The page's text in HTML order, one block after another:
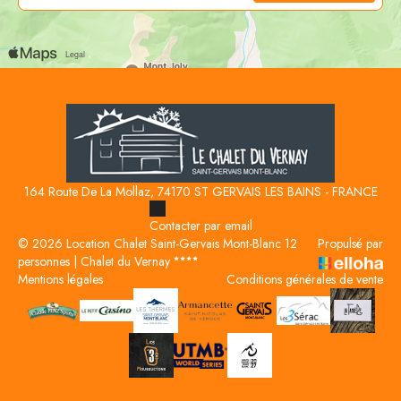
164 Route De La Mollaz, 74170 ST GERVAIS LES BAINS - FRANCE
Contacter par email
© 2026 Location Chalet Saint-Gervais Mont-Blanc 12
personnes | Chalet du Vernay
Propulsé par
Mentions légales
Conditions générales de vente